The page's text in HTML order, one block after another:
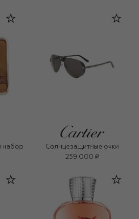
набор
Солнцезащитные очки
259 000 ₽